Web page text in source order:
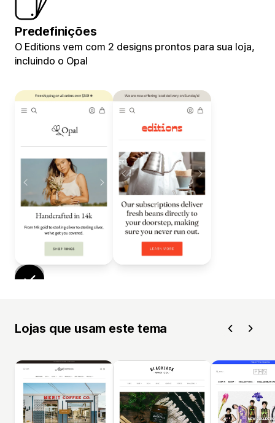
Predefinições
O Editions vem com 2 designs prontos para sua loja,
incluindo o Opal
Lojas que usam este tema